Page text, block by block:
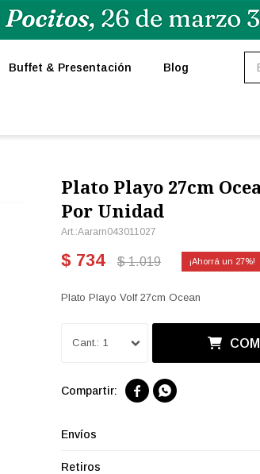
Buffet & Presentación Blog
Plato Playo 27cm
Por Unidad
Aararn043011027
$ 734 $ 1.019 27
Plato Playo Volf 27cm Ocean
1
 
Envíos
Retiros